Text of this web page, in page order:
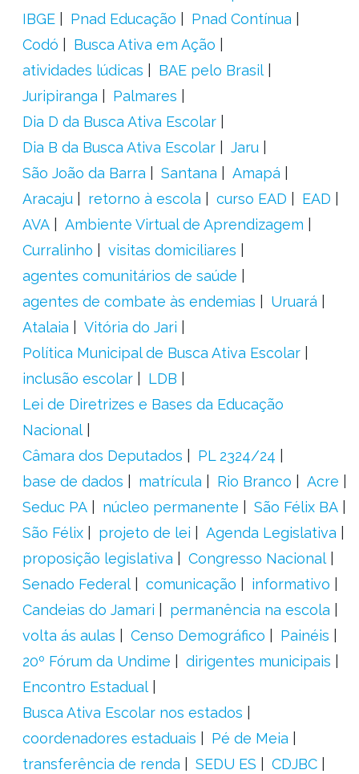
IBGE
Pnad Educação
Pnad Contínua
Codó
Busca Ativa em Ação
atividades lúdicas
BAE pelo Brasil
Juripiranga
Palmares
Dia D da Busca Ativa Escolar
Dia B da Busca Ativa Escolar
Jaru
São João da Barra
Santana
Amapá
Aracaju
retorno à escola curso EAD
EAD
AVA
Ambiente Virtual de Aprendizagem
Curralinho
visitas domiciliares
agentes comunitários de saúde
agentes de combate às endemias
Uruará
Atalaia
Vitória do Jari
Política Municipal de Busca Ativa Escolar
inclusão escolar
LDB
Lei de Diretrizes e Bases da Educação
Nacional
Câmara dos Deputados
PL 2324/24
base de dados
matrícula Rio Branco
Acre
Seduc PA
núcleo permanente
São Félix BA
São Félix
projeto de lei
Agenda Legislativa
proposição legislativa
Congresso Nacional
Senado Federal
comunicação
informativo
Candeias do Jamari
permanência na escola
volta ás aulas
Censo Demográfico
Painéis
20º Fórum da Undime
dirigentes municipais
Encontro Estadual
Busca Ativa Escolar nos estados
coordenadores estaduais
Pé de Meia
transferência de renda
SEDU ES
CDJBC